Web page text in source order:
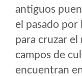
antiguos
el pasado por
para cruzar el
campos de
encuentran